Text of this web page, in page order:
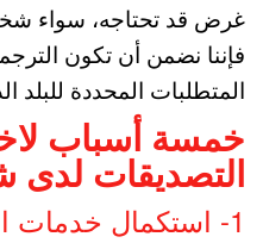
غرض قد تحتاجه، سواء
فإننا نضمن أن تكون
المتطلبات المحددة
خمسة أسباب
التصديقات لدى
1- استكمال خدمات التصديق والترجمة: